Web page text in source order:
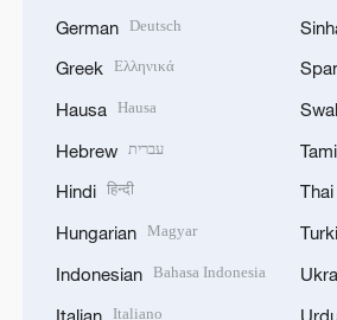
German Deutsch
Greek Ελληνικά
Hausa Hausa
Hebrew עברית
Hindi हिन्दी
Hungarian Magyar
Indonesian Bahasa Indonesia
Italian Italiano
Thai